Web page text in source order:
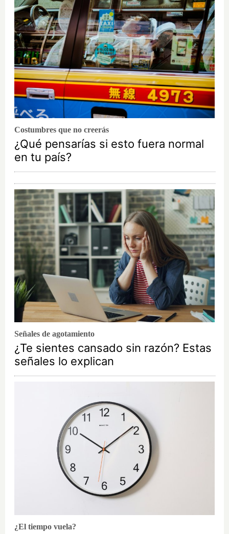
Costumbres que no creerás
¿Qué pensarías si esto fuera normal
en tu país?
Señales de agotamiento
¿Te sientes cansado sin razón? Estas
señales lo explican
¿El tiempo vuela?